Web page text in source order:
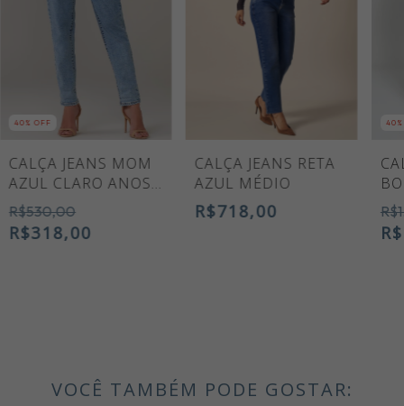
40% OFF
CALÇA JEANS MOM
AZUL CLARO ANOS
80
R$530,00
R$318,00
CALÇA JEANS RETA
AZUL MÉDIO
R$718,00
40
VOCÊ TAMBÉM PODE GOSTAR: